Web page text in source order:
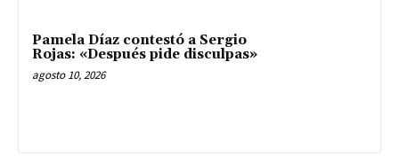
Pamela Díaz contestó a Sergio
Rojas: «Después pide disculpas»
agosto 10, 2026